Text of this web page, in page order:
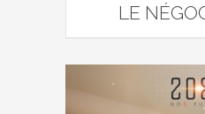
LE